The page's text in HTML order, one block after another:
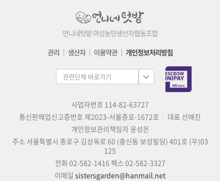
언니네텃밭 여성농민생산자협동조합
관리 │ 생산자│ 이용약관│ 개인정보처리방침
사업자번호 114-82-63727
통신판매업신고증번호 제2023-서울종로-1672호
대표 선애진
개인정보관리책임자 윤성은
주소 서울특별시 종로구 김상옥로 60 (충신동 보성빌딩) 401호 (우)03
125
전화 02-582-1416 팩스 02-582-3327
이메일 sistersgarden@hanmail.net